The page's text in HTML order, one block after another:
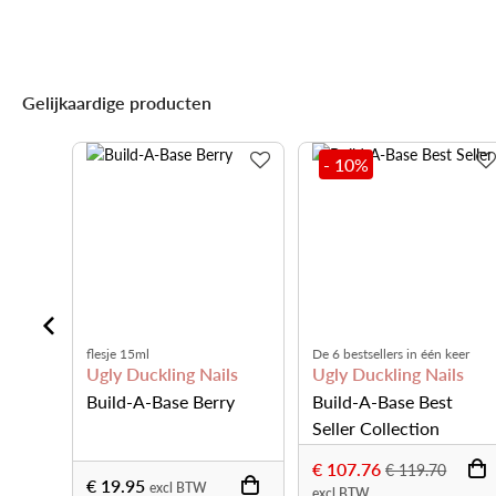
Gelijkaardige producten
flesje 15ml
Ugly Duckling Nails
Build-A-Base Berry
€ 19.95 excl BTW
- 10%
De 6 bestsellers in één keer
Ugly Duckling Nails
Build-A-Base Best
Seller Collection
€ 107.76 € 119.70